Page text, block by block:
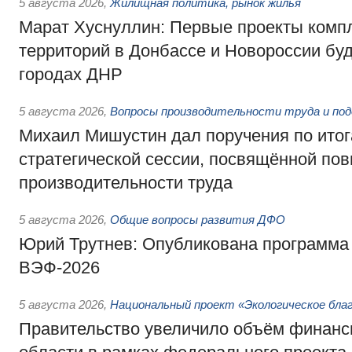
5 августа 2026, Жилищная политика, рынок жилья
Марат Хуснуллин: Первые проекты
территорий в Донбассе и Новороссии
городах ДНР
5 августа 2026, Вопросы производительности труда и
Михаил Мишустин дал поручения по
стратегической сессии, посвящённой
производительности труда
5 августа 2026, Общие вопросы развития ДФО
Юрий Трутнев: Опубликована
ВЭФ-2026
5 августа 2026, Национальный проект «Экологическое
Правительство увеличило объём